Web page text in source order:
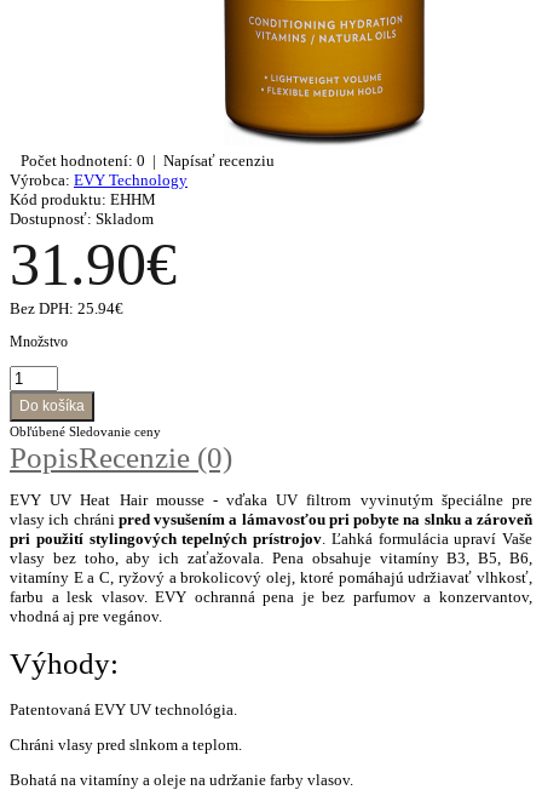
Počet hodnotení: 0 | Napísať recenziu
Výrobca: EVY Technology
Kód produktu: EHHM
Dostupnosť: Skladom
31.90€
Bez DPH: 25.94€
Množstvo
Obľúbené Sledovanie ceny
PopisRecenzie (0)
EVY UV Heat Hair mousse - vďaka UV filtrom vyvinutým špeciálne pre
vlasy ich chráni pred vysušením a lámavosťou pri pobyte na slnku a zároveň
pri použití stylingových tepelných prístrojov . Ľahká formulácia upraví Vaše
vlasy bez toho, aby ich zaťažovala. Pena obsahuje vitamíny B3, B5, B6,
vitamíny E a C, ryžový a brokolicový olej, ktoré pomáhajú udržiavať vlhkosť,
farbu a lesk vlasov. EVY ochranná pena je bez parfumov a konzervantov,
vhodná aj pre vegánov.
Výhody:
Patentovaná EVY UV technológia.
Chráni vlasy pred slnkom a teplom.
Bohatá na vitamíny a oleje na udržanie farby vlasov.